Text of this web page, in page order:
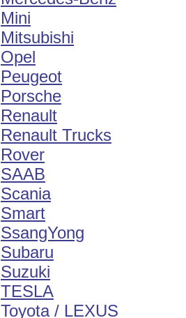
Mini
Mitsubishi
Opel
Peugeot
Porsche
Renault
Renault Trucks
Rover
SAAB
Scania
Smart
SsangYong
Subaru
Suzuki
TESLA
Toyota / LEXUS